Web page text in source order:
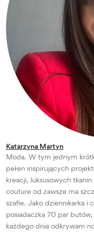
Katarzyna Martyn
Moda. W tym jednym
pełen inspirujących
kreacji, luksusowych
couture od zawsze ma
szafie. Jako dziennikarka i
posiadaczka 70 par
każdego dnia odkrywam